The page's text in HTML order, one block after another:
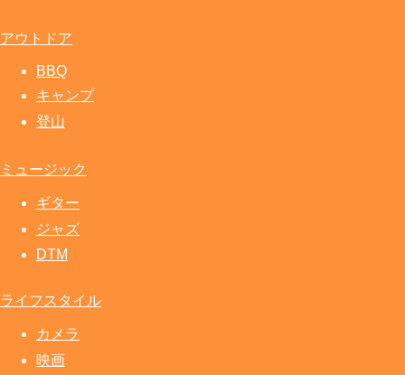
アウトドア
BBQ
キャンプ
登山
ミュージック
ギター
ジャズ
DTM
ライフスタイル
カメラ
映画